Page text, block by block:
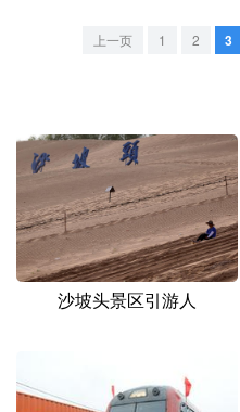
广东 广西
四川 贵州
陕西 甘肃
新疆 内蒙古
多语种频道
上一页 1 2 3
沙坡头景区引游人